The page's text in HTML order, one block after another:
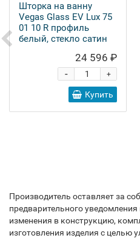
Шторка на ванну
Vegas Glass EV Lux 75
01 10 R профиль
белый, стекло сатин
24 596 ₽
+
-
Купить
Производитель оставляет за
предварительного уведомления
изменения в конструкцию,
изготовления изделия с целью